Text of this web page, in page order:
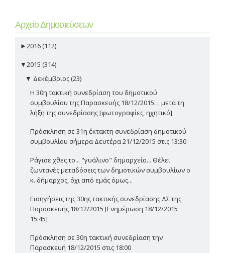
Αρχείο Δημοσιεύσεων
►2016 (112)
▼2015 (314)
▼ Δεκέμβριος (23)
Η 30η τακτική συνεδρίαση του δημοτικού
συμβουλίου της Παρασκευής 18/12/2015… μετά τη
λήξη της συνεδρίασης [φωτογραφίες, ηχητικό]
Πρόσκληση σε 31η έκτακτη συνεδρίαση δημοτικού
συμβουλίου σήμερα Δευτέρα 21/12/2015 στις 13:30
Ράγισε χθες το... "γυάλινο" δημαρχείο... Θέλει
ζωντανές μεταδόσεις των δημοτικών συμβουλίων ο
κ. δήμαρχος, όχι από εμάς όμως...
Εισηγήσεις της 30ης τακτικής συνεδρίασης ΔΣ της
Παρασκευής 18/12/2015 [Ενημέρωση 18/12/2015
15:45]
Πρόσκληση σε 30η τακτική συνεδρίαση την
Παρασκευή 18/12/2015 στις 18:00